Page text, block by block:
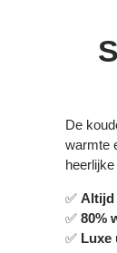
De
warmte
✅ Altijd
✅ 80%
✅